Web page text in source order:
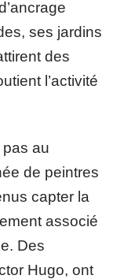
ses jardins
des
l’activité
pas au
de peintres
capter la
associé
Des
Hugo, ont